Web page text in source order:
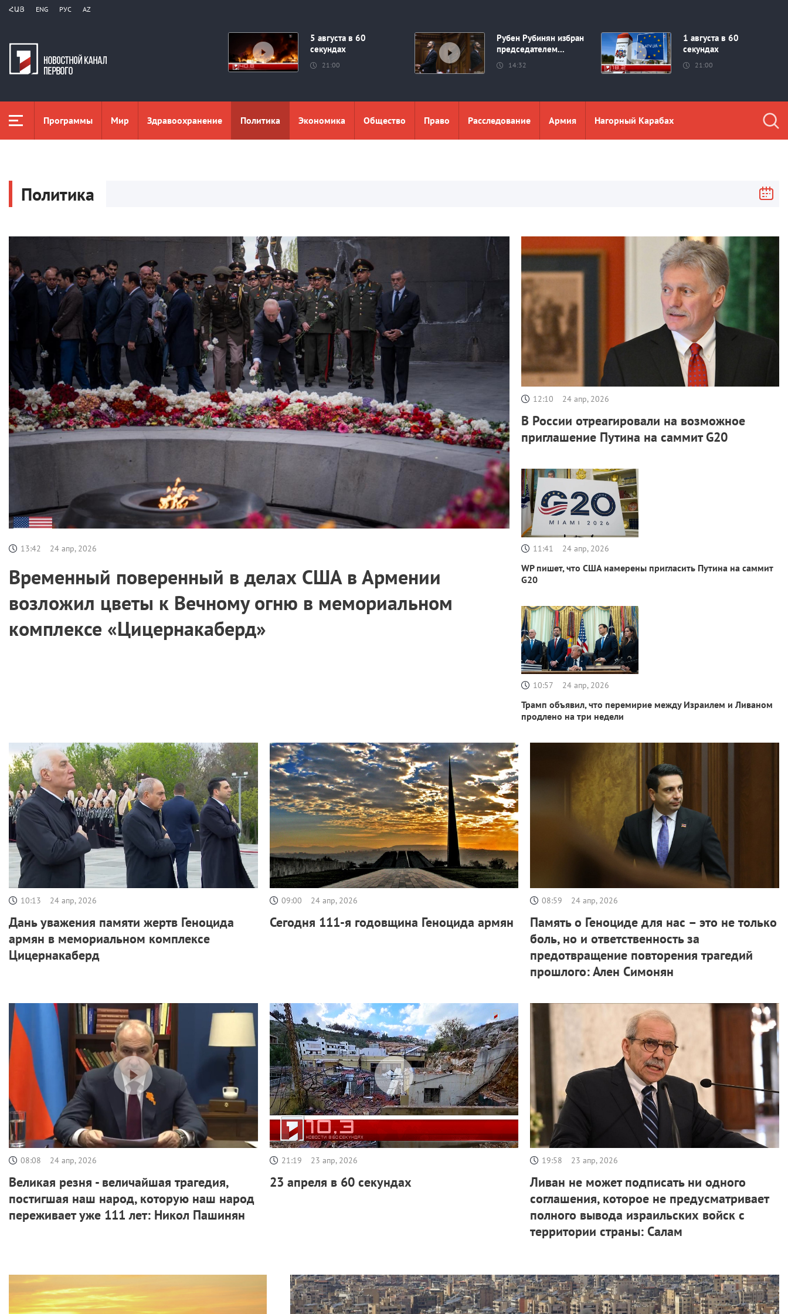
ՀԱՅ ENG РУС AZ
5 августа в 60
секундах
21:00
Рубен Рубинян избран
председателем...
14:32
1 августа в 60
секундах
21:00
Программы Мир Здравоохранение Политика Экономика Общество Право Расследование Aрмия Нагорный Карабах
Политика
13:42 24 апр, 2026
Временный поверенный в делах США в Армении
возложил цветы к Вечному огню в мемориальном
комплексе «Цицернакаберд»
12:10 24 апр, 2026
В России отреагировали на возможное
приглашение Путина на саммит G20
11:41 24 апр, 2026
WP пишет, что США намерены пригласить Путина на саммит
G20
10:57 24 апр, 2026
Трамп объявил, что перемирие между Израилем и Ливаном
продлено на три недели
10:13 24 апр, 2026
Дань уважения памяти жертв Геноцида
армян в мемориальном комплексе
Цицернакаберд
09:00 24 апр, 2026
Сегодня 111-я годовщина Геноцида армян
08:59 24 апр, 2026
Память о Геноциде для нас – это не только
боль, но и ответственность за
предотвращение повторения трагедий
прошлого: Ален Симонян
08:08 24 апр, 2026
Великая резня - величайшая трагедия,
постигшая наш народ, которую наш народ
переживает уже 111 лет: Никол Пашинян
21:19 23 апр, 2026
23 апреля в 60 секундах
19:58 23 апр, 2026
Ливан не может подписать ни одного
соглашения, которое не предусматривает
полного вывода израильских войск с
территории страны: Салам